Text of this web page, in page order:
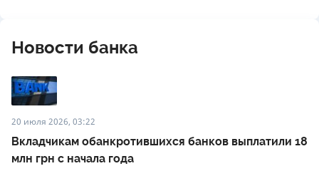
Новости банка
20 июля 2026, 03:22
Вкладчикам обанкротившихся банков выплатили 18
млн грн с начала года